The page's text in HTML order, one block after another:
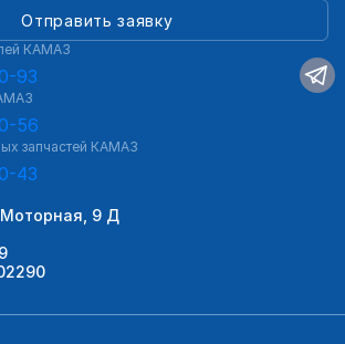
Отправить заявку
КАМАЗ
93
56
запчастей КАМАЗ
43
Моторная, 9 Д